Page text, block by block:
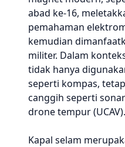
abad ke-16,
pemahaman
kemudian
militer. Dalam
tidak hanya
seperti kompas,
canggih seperti
drone tempur (UCAV).
Kapal selam